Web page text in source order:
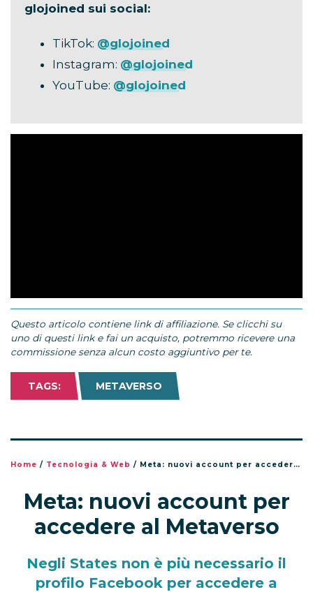
glojoined sui social:
TikTok: @glojoined
Instagram: @glojoined
YouTube: @glojoined
Questo articolo contiene link di affiliazione. Se clicchi su
uno di questi link e fai un acquisto, potremmo ricevere una
commissione senza alcun costo aggiuntivo per te.
TAGS: METAVERSO
Home / Tecnologia & Web / Meta: nuovi account per accedere al Metaverso
Meta: nuovi account per
accedere al Metaverso
Negli States non è più necessario il
profilo Facebook per accedere a